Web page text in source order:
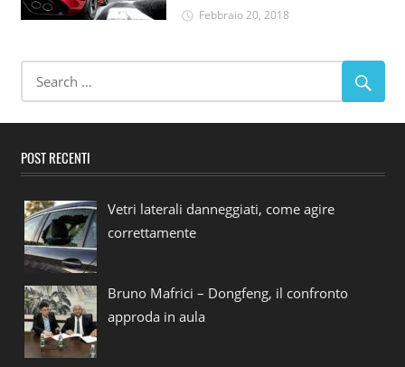
Febbraio 20, 2018
POST RECENTI
Vetri laterali danneggiati, come agire
correttamente
Bruno Mafrici – Dongfeng, il confronto
approda in aula